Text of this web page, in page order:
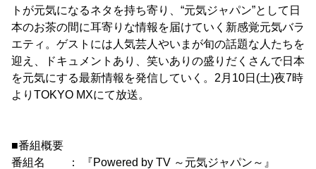
トが元気になるネタを持ち寄り、“元気ジャパン”として日
本のお茶の間に耳寄りな情報を届けていく新感覚元気バラ
エティ。ゲストには人気芸人やいまが旬の話題な人たちを
迎え、ドキュメントあり、笑いありの盛りだくさんで日本
を元気にする最新情報を発信していく。2月10日(土)夜7時
よりTOKYO MXにて放送。
■番組概要
番組名 ： 『Powered by TV ～元気ジャパン～』